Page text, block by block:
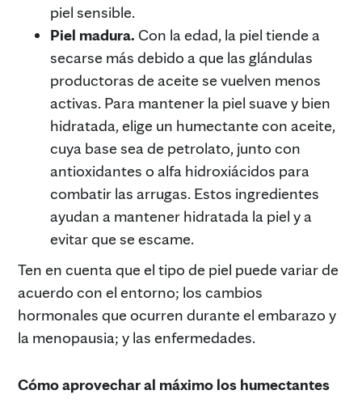
piel sensible.
Piel madura. Con la edad, la piel tiende a
secarse más debido a que las glándulas
productoras de aceite se vuelven menos
activas. Para mantener la piel suave y bien
hidratada, elige un humectante con aceite,
cuya base sea de petrolato, junto con
antioxidantes o alfa hidroxiácidos para
combatir las arrugas. Estos ingredientes
ayudan a mantener hidratada la piel y a
evitar que se escame.
Ten en cuenta que el tipo de piel puede variar de
acuerdo con el entorno; los cambios
hormonales que ocurren durante el embarazo y
la menopausia; y las enfermedades.
Cómo aprovechar al máximo los humectantes